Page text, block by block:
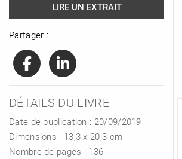
LIRE UN EXTRAIT
Partager :
DÉTAILS DU LIVRE
Date de publication : 20/09/2019
Dimensions : 13,3 x 20,3 cm
Nombre de pages : 136